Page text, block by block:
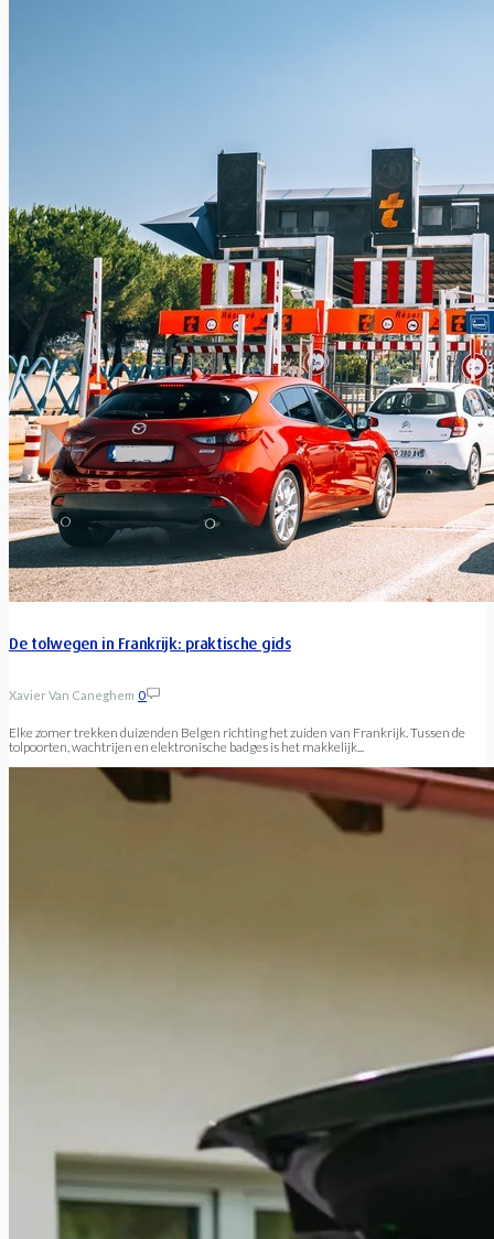
De tolwegen in Frankrijk: praktische gids
Xavier Van Caneghem 0
Elke zomer trekken duizenden Belgen richting het zuiden van Frankrijk. Tussen de
tolpoorten, wachtrijen en elektronische badges is het makkelijk...